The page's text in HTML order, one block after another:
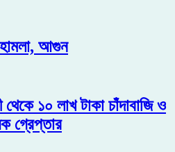
হামলা, আগুন
থেকে ১০ লাখ টাকা চাঁদাবাজি ও
গ্রেপ্তার